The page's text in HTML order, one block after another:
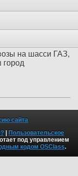
на шасси ГАЗ,
сайта
|
Пользовательское
под управлением
кодом OSClass.